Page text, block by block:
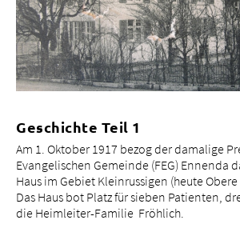
bei uns arbeiten
Geschichte Teil 1
Am 1. Oktober 1917 bezog der damalige
Evangelischen Gemeinde (FEG) Ennenda
Haus im Gebiet Kleinrussigen (heute Obere
Das Haus bot Platz für sieben Patienten,
die Heimleiter-Familie Fröhlich.